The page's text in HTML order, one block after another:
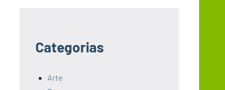
Categorias
Arte